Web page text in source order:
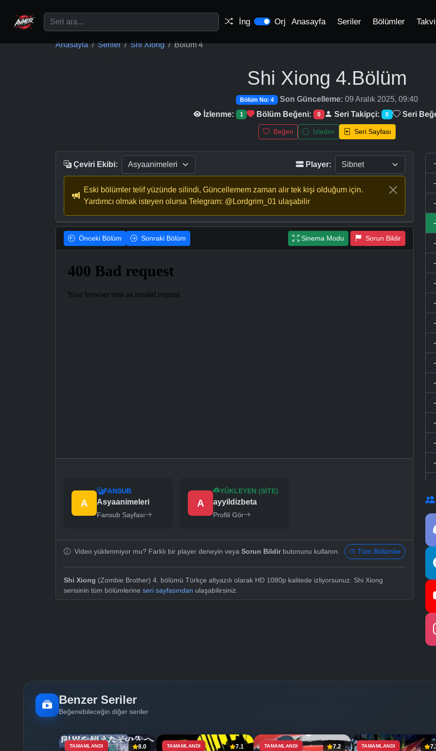
İng Orj Anasayfa Seriler Bölümler
Anasayfa Seriler Shi Xiong Bölüm 4
Shi Xiong 4.Bölüm
Bölüm No: 4 Son Güncelleme: 09 Aralık 2025, 09:40
İzlenme:
1 Bölüm Beğeni: 0 Seri Takipçi: 0 Seri
Beğen İzledim Seri Sayfası
Çeviri Ekibi: Player:
Eski bölümler telif yüzünde silindi, Güncellemem zaman alır tek kişi olduğum için.
Yardımcı olmak isteyen olursa Telegram: @Lordgrim_01 ulaşabilir
Önceki Bölüm Sonraki Bölüm Sinema Modu Sorun Bildir
A
FANSUB
Asyaanimeleri
Fansub Sayfası
A
YÜKLEYEN (SITE)
ayyildizbeta
Profili Gör
Video yüklenmiyor mu? Farklı bir player deneyin veya Sorun Bildirbutonunu kullanın. Tüm Bölümler
Shi Xiong (Zombie Brother) 4. bölümü Türkçe altyazılı olarak HD 1080p kalitede izliyorsunuz. Shi Xiong
serisinin tüm bölümlerine seri sayfasından ulaşabilirsiniz.
-
-
-
-
-
-
-
-
-
-
-
-
-
-
-
-
-
Benzer Seriler
Beğenebileceğin diğer seriler
TAMAMLANDI 8.0 TAMAMLANDI 7.1 TAMAMLANDI 7.2 TAMAMLANDI